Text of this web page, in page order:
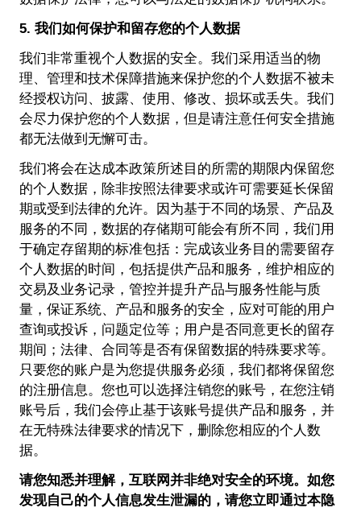
5. 我们如何保护和留存您的个人数据
我们非常重视个人数据的安全。我们采用适当的物
理、管理和技术保障措施来保护您的个人数据不被未
经授权访问、披露、使用、修改、损坏或丢失。我们
会尽力保护您的个人数据，但是请注意任何安全措施
都无法做到无懈可击。
我们将会在达成本政策所述目的所需的期限内保留您
的个人数据，除非按照法律要求或许可需要延长保留
期或受到法律的允许。因为基于不同的场景、产品及
服务的不同，数据的存储期可能会有所不同，我们用
于确定存留期的标准包括：完成该业务目的需要留存
个人数据的时间，包括提供产品和服务，维护相应的
交易及业务记录，管控并提升产品与服务性能与质
量，保证系统、产品和服务的安全，应对可能的用户
查询或投诉，问题定位等；用户是否同意更长的留存
期间；法律、合同等是否有保留数据的特殊要求等。
只要您的账户是为您提供服务必须，我们都将保留您
的注册信息。您也可以选择注销您的账号，在您注销
账号后，我们会停止基于该账号提供产品和服务，并
在无特殊法律要求的情况下，删除您相应的个人数
据。
请您知悉并理解，互联网并非绝对安全的环境。如您
发现自己的个人信息发生泄漏的，请您立即通过本隐